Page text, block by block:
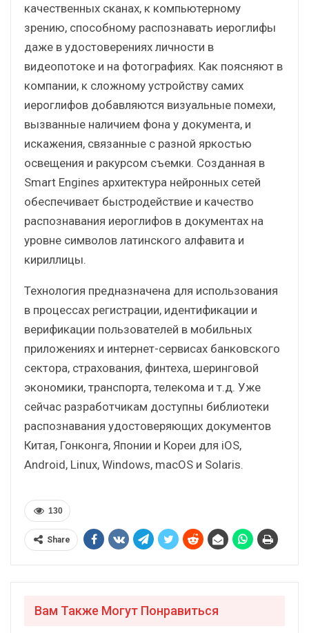
качественных сканах, к компьютерному
зрению, способному распознавать иероглифы
даже в удостоверениях личности в
видеопотоке и на фотографиях. Как поясняют в
компании, к сложному устройству самих
иероглифов добавляются визуальные помехи,
вызванные наличием фона у документа, и
искажения, связанные с разной яркостью
освещения и ракурсом съемки. Созданная в
Smart Engines архитектура нейронных сетей
обеспечивает быстродействие и качество
распознавания иероглифов в документах на
уровне символов латинского алфавита и
кириллицы.
Технология предназначена для использования
в процессах регистрации, идентификации и
верификации пользователей в мобильных
приложениях и интернет-сервисах банковского
сектора, страхования, финтеха, шеринговой
экономики, транспорта, телекома и т.д. Уже
сейчас разработчикам доступны библиотеки
распознавания удостоверяющих документов
Китая, Гонконга, Японии и Кореи для iOS,
Android, Linux, Windows, macOS и Solaris.
130
Share
Вам Также Могут Понравиться